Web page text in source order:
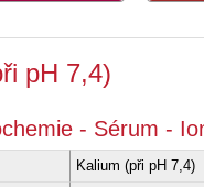
pH 7,4)
- Sérum -
Kalium (při pH 7,4)